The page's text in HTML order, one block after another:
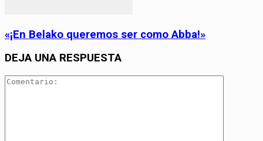
«¡En Belako queremos ser como Abba!»
DEJA UNA RESPUESTA